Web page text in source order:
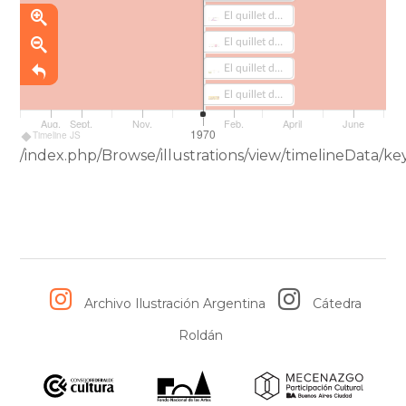
Timeline JS 1970
Aug. Sept. Nov. Feb. April June
/index.php/Browse/illustrations/view/timelineData/
Archivo Ilustración Argentina
Cátedra
Roldán